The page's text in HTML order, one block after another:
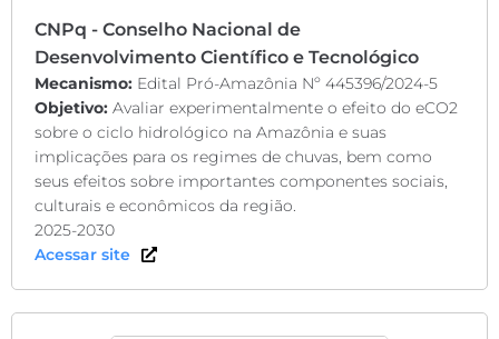
CNPq - Conselho Nacional de
Desenvolvimento Científico e Tecnológico
Mecanismo: Edital Pró-Amazônia Nº 445396/2024-5
Objetivo: Avaliar experimentalmente o efeito do eCO2
sobre o ciclo hidrológico na Amazônia e suas
implicações para os regimes de chuvas, bem como
seus efeitos sobre importantes componentes sociais,
culturais e econômicos da região.
2025-2030
Acessar site